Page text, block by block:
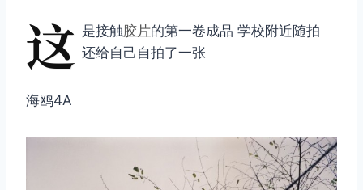
这 是接触胶片的第一卷成品 学校附近随拍
还给自己自拍了一张
海鸥4A